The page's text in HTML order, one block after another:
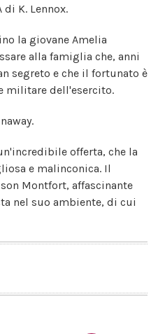
di K. Lennox.
la giovane Amelia
alla famiglia che, anni
segreto e che il fortunato è
militare dell'esercito.
offerta, che la
e malinconica. Il
Montfort, affascinante
nel suo ambiente, di cui